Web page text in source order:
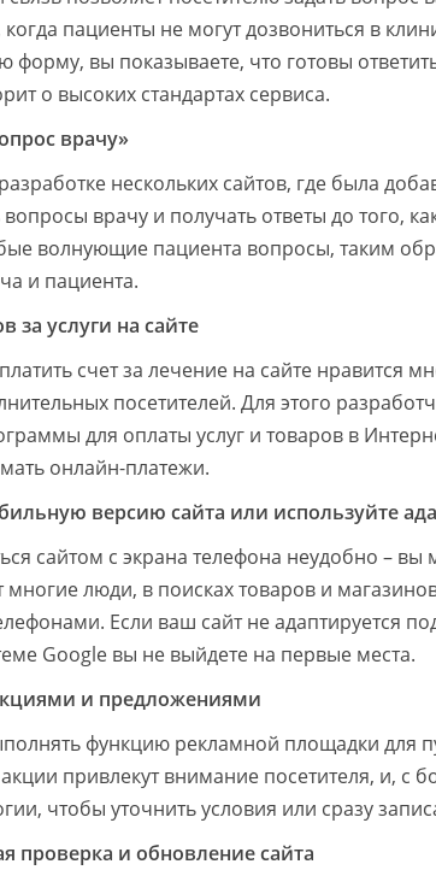
пациенты не могут дозвониться в
форму, вы показываете, что готовы
о высоких стандартах сервиса.
врачу»
нескольких сайтов, где была
врачу и получать ответы до того,
волнующие пациента вопросы, таким
и пациента.
за услуги на сайте
счет за лечение на сайте нравится
посетителей. Для этого
для оплаты услуг и товаров в
онлайн-платежи.
версию сайта или используйте
сайтом с экрана телефона неудобно – вы
люди, в поисках товаров и
Если ваш сайт не адаптируется
Google вы не выйдете на первые места.
и предложениями
функцию рекламной площадки для
привлекут внимание посетителя, и, с
чтобы уточнить условия или сразу
проверка и обновление сайта